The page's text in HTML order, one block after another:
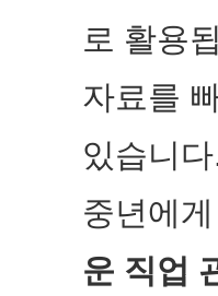
로 활용
자료를
있습니
중년에
운 직업